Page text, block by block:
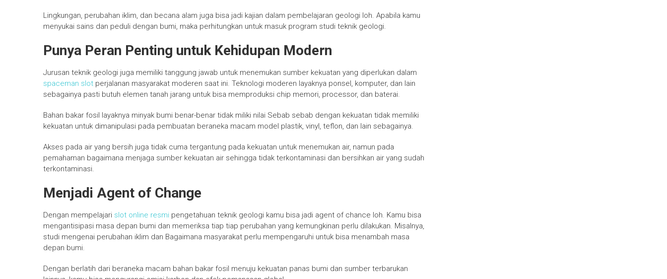
Lingkungan, perubahan iklim, dan becana alam juga bisa jadi kajian dalam pembelajaran geologi loh. Apabila kamu
menyukai sains dan peduli dengan bumi, maka perhitungkan untuk masuk program studi teknik geologi.
Punya Peran Penting untuk Kehidupan Modern
Jurusan teknik geologi juga memiliki tanggung jawab untuk menemukan sumber kekuatan yang diperlukan dalam
spaceman slot perjalanan masyarakat moderen saat ini. Teknologi moderen layaknya ponsel, komputer, dan lain
sebagainya pasti butuh elemen tanah jarang untuk bisa memproduksi chip memori, processor, dan baterai.
Bahan bakar fosil layaknya minyak bumi benar-benar tidak miliki nilai Sebab sebab dengan kekuatan tidak memiliki
kekuatan untuk dimanipulasi pada pembuatan beraneka macam model plastik, vinyl, teflon, dan lain sebagainya.
Akses pada air yang bersih juga tidak cuma tergantung pada kekuatan untuk menemukan air, namun pada
pemahaman bagaimana menjaga sumber kekuatan air sehingga tidak terkontaminasi dan bersihkan air yang sudah
terkontaminasi.
Menjadi Agent of Change
Dengan mempelajari slot online resmi pengetahuan teknik geologi kamu bisa jadi agent of chance loh. Kamu bisa
mengantisipasi masa depan bumi dan memeriksa tiap tiap perubahan yang kemungkinan perlu dilakukan. Misalnya,
studi mengenai perubahan iklim dan Bagaimana masyarakat perlu mempengaruhi untuk bisa menambah masa
depan bumi.
Dengan berlatih dari beraneka macam bahan bakar fosil menuju kekuatan panas bumi dan sumber terbarukan